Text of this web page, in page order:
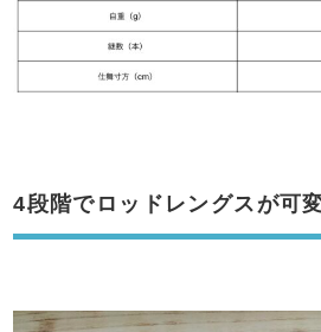
4段階でロッドレングスが可変